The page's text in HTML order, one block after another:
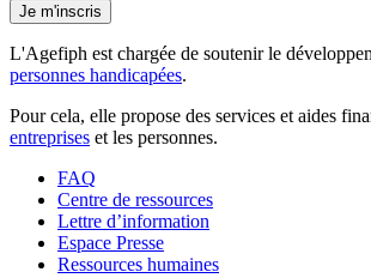
Je m'inscris
L'Agefiph est chargée de soutenir le
personnes handicapées.
Pour cela, elle propose des services et aides
entreprises et les personnes.
FAQ
Centre de ressources
Lettre d’information
Espace Presse
Ressources humaines